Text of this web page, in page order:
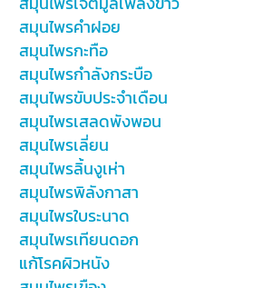
สมุนไพรคำฝอย
สมุนไพรกะทือ
สมุนไพรกำลังกระบือ
สมุนไพรขับประจำเดือน
สมุนไพรเสลดพังพอน
สมุนไพรเลี่ยน
สมุนไพรลิ้นงูเห่า
สมุนไพรพิลังกาสา
สมุนไพรใบระนาด
สมุนไพรเทียนดอก
แก้โรคผิวหนัง